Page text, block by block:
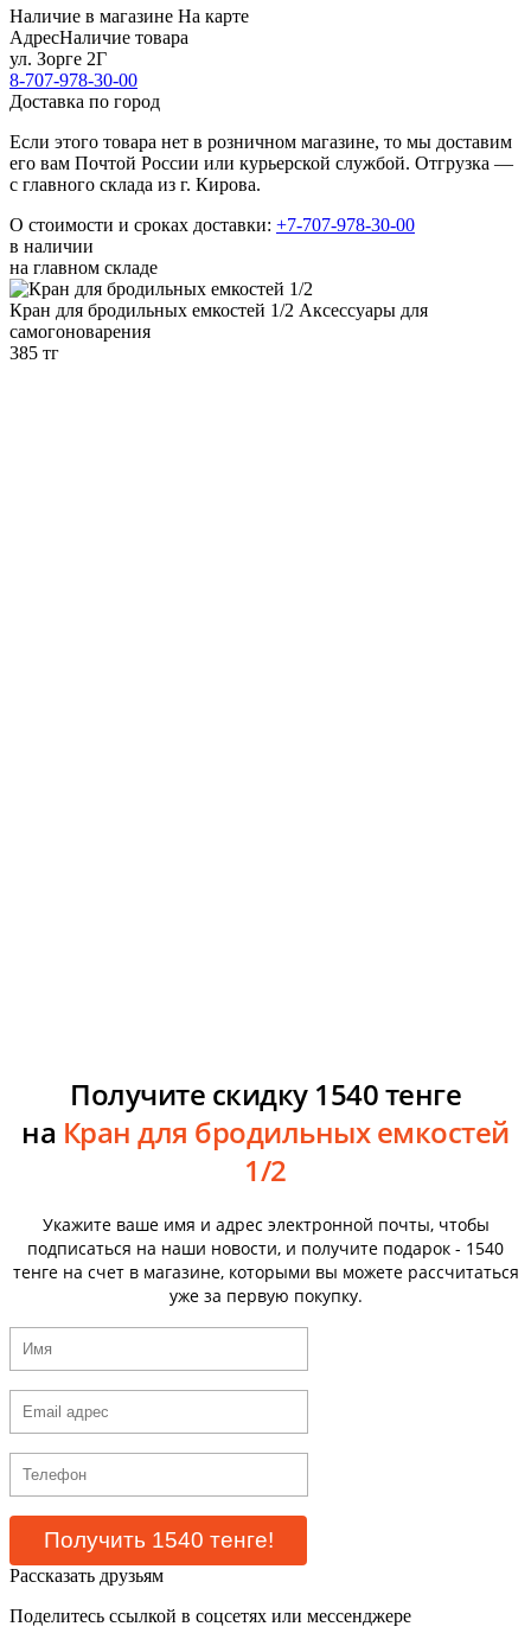
Наличие в магазине На карте
АдресНаличие товара
ул. Зорге 2Г
8-707-978-30-00
Доставка по город
Если этого товара нет в розничном магазине, то мы доставим
его вам Почтой России или курьерской службой. Отгрузка —
с главного склада из г. Кирова.
О стоимости и сроках доставки: +7-707-978-30-00
в наличии
на главном складе
Кран для бродильных емкостей 1/2 Аксессуары для
самогоноварения
385 тг
Получите скидку 1540 тенге
на Кран для бродильных емкостей
1/2
Укажите ваше имя и адрес электронной почты, чтобы
подписаться на наши новости, и получите подарок - 1540
тенге на счет в магазине, которыми вы можете рассчитаться
уже за первую покупку.
Рассказать друзьям
Поделитесь ссылкой в соцсетях или мессенджере